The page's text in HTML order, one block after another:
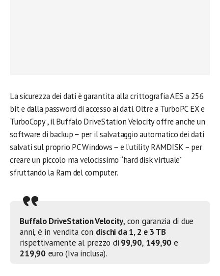
La sicurezza dei dati è garantita alla crittografia AES a 256
bit e dalla password di accesso ai dati. Oltre a TurboPC EX e
TurboCopy , il Buffalo DriveStation Velocity offre anche un
software di backup – per il salvataggio automatico dei dati
salvati sul proprio PC Windows – e l’utility RAMDISK – per
creare un piccolo ma velocissimo “hard disk virtuale”
sfruttando la Ram del computer.
Buffalo DriveStation Velocity, con garanzia di due
anni, è in vendita con dischi da 1, 2 e 3 TB
rispettivamente al prezzo di99,90, 149,90 e
219,90euro (Iva inclusa).